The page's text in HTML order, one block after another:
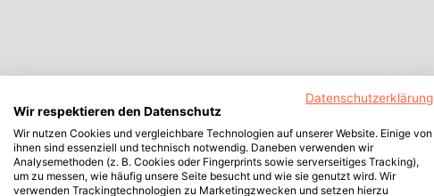
Datenschutzerklärung
Wir respektieren den Datenschutz
Wir nutzen Cookies und vergleichbare Technologien auf unserer Website. Einige von
ihnen sind essenziell und technisch notwendig. Daneben verwenden wir
Analysemethoden (z. B. Cookies oder Fingerprints sowie serverseitiges Tracking),
um zu messen, wie häufig unsere Seite besucht und wie sie genutzt wird. Wir
verwenden Trackingtechnologien zu Marketingzwecken und setzen hierzu